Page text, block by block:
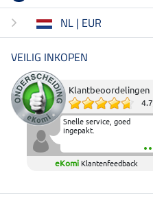
NL | EUR
VEILIG INKOPEN
Klantbeoordelingen
4.7
Snelle service, goed
ingepakt.
eKomi Klantenfeedback